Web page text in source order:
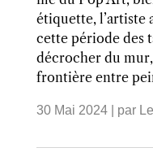
étiquette, l’artiste
cette période des
décrocher du
frontière entre
30 Mai 2024| par